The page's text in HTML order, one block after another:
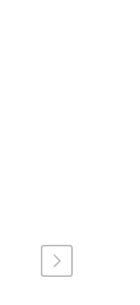
SAN JORGE